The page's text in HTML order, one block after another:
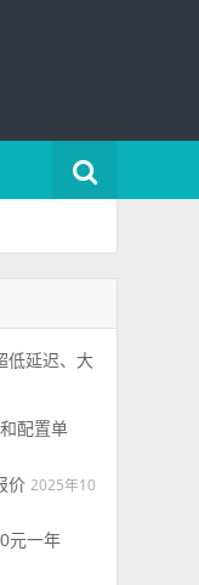
低延迟、大
配置单
价 2025年10
元一年